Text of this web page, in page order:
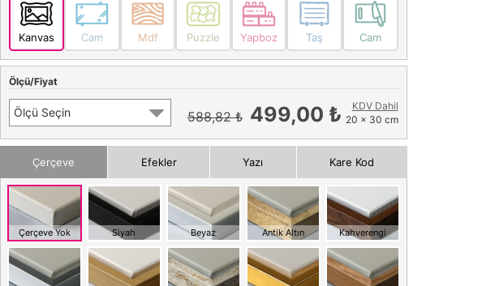
Kanvas Cam Mdf Puzzle Yapboz Taş Cam
Ölçü/Fiyat
Ölçü Seçin 588,82 ₺ 499,00 ₺
KDV Dahil
20 x 30 cm
Çerçeve Efekler Yazı Kare Kod
Çerçeve Yok Siyah Beyaz Antik Altın Kahverengi